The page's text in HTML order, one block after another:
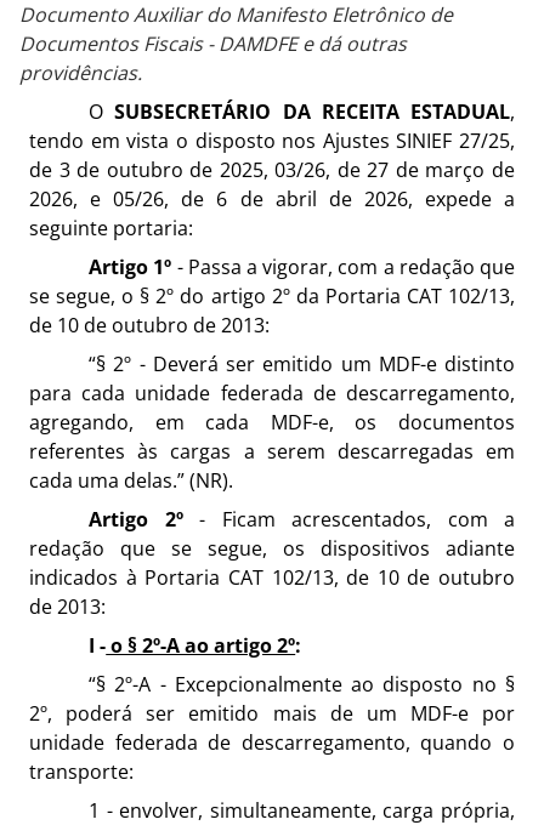
Documento Auxiliar do Manifesto Eletrônico de
Documentos Fiscais - DAMDFE e dá outras
providências.
OSUBSECRETÁRIO DA RECEITA ESTADUAL,
tendo em vista o disposto nos Ajustes SINIEF 27/25,
de 3 de outubro de 2025, 03/26, de 27 de março de
2026, e 05/26, de 6 de abril de 2026, expede a
seguinte portaria:
Artigo 1º - Passa a vigorar, com a redação que
se segue, o § 2º do artigo 2º da Portaria CAT 102/13,
de 10 de outubro de 2013:
“§ 2º - Deverá ser emitido um MDF-e distinto
para cada unidade federada de descarregamento,
agregando, em cada MDF-e, os documentos
referentes às cargas a serem descarregadas em
cada uma delas.” (NR).
Artigo 2º- Ficam acrescentados, com a
redação que se segue, os dispositivos adiante
indicados à Portaria CAT 102/13, de 10 de outubro
de 2013:
I -o § 2º-A ao artigo 2º:
“§ 2º-A - Excepcionalmente ao disposto no §
2º, poderá ser emitido mais de um MDF-e por
unidade federada de descarregamento, quando o
transporte:
1 - envolver, simultaneamente, carga própria,